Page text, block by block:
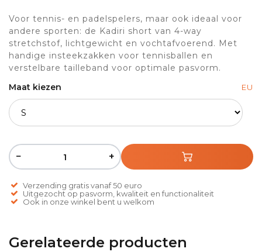
Voor tennis- en padelspelers, maar ook ideaal voor
andere sporten: de Kadiri short van 4-way
stretchstof, lichtgewicht en vochtafvoerend. Met
handige insteekzakken voor tennisballen en
verstelbare tailleband voor optimale pasvorm.
Maat kiezen
EU
− +
Verzending gratis vanaf 50 euro
Uitgezocht op pasvorm, kwaliteit en functionaliteit
Ook in onze winkel bent u welkom
Gerelateerde producten